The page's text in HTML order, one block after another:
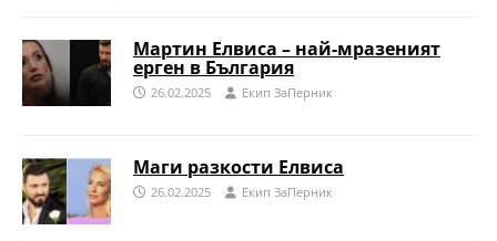
Мартин Елвиса – най-мразеният
ерген в България
26.02.2025 Eкип ЗаПерник
Маги разкости Елвиса
26.02.2025 Eкип ЗаПерник